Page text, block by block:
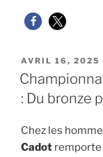
PUBLIÉ
LE
AVRIL 16, 2025
: Du bronze
Chez les
Cadot remporte